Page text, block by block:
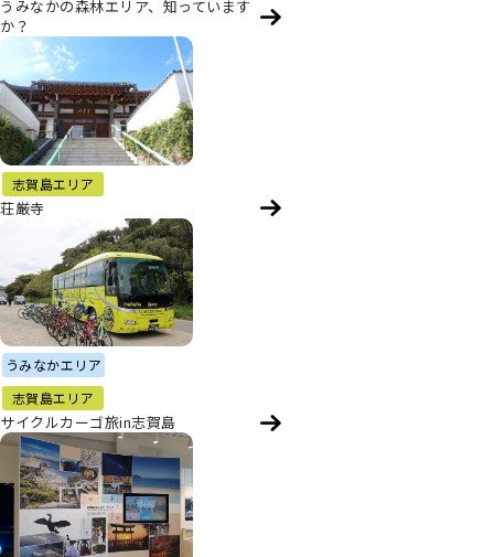
うみなかの森林エリア、知っています
か？
志賀島エリア
荘厳寺
うみなかエリア
志賀島エリア
サイクルカーゴ旅in志賀島